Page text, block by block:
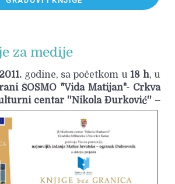
za medije
godine, sa početkom u 18 h, u
ŠOSMO "Vida Matijan"- Crkva
centar ''Nikola Đurković'' –